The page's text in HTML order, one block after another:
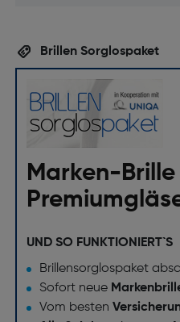
Brillen Sorglospaket
Marken-Brille
UND SO FUNKTIONIERT`S
Brillensorglospaket
Sofort neue
Vom besten